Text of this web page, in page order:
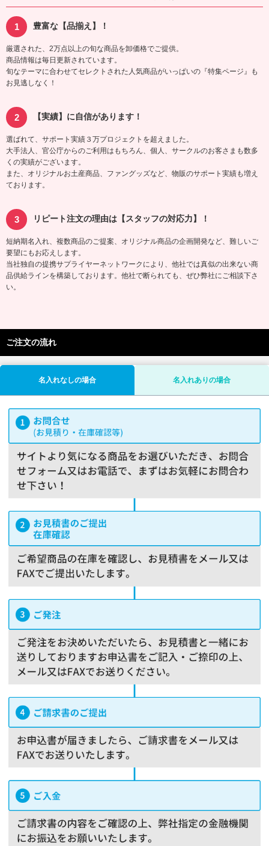
豊富な【品揃え】！
厳選された、2万点以上の旬な商品を卸価格でご提供。
商品情報は毎日更新されています。
旬なテーマに合わせてセレクトされた人気商品がいっぱいの『特集ページ』も
お見逃しなく！
【実績】に自信があります！
選ばれて、サポート実績３万プロジェクトを超えました。
大手法人、官公庁からのご利用はもちろん、個人、サークルのお客さまも数多
くの実績がございます。
また、オリジナルお土産商品、ファングッズなど、物販のサポート実績も増え
ております。
リピート注文の理由は【スタッフの対応力】！
短納期名入れ、複数商品のご提案、オリジナル商品の企画開発など、難しいご
要望にもお応えします。
当社独自の提携サプライヤーネットワークにより、他社では真似の出来ない商
品供給ラインを構築しております。他社で断られても、ぜひ弊社にご相談下さ
い。
ご注文の流れ
名入れなしの場合 名入れありの場合